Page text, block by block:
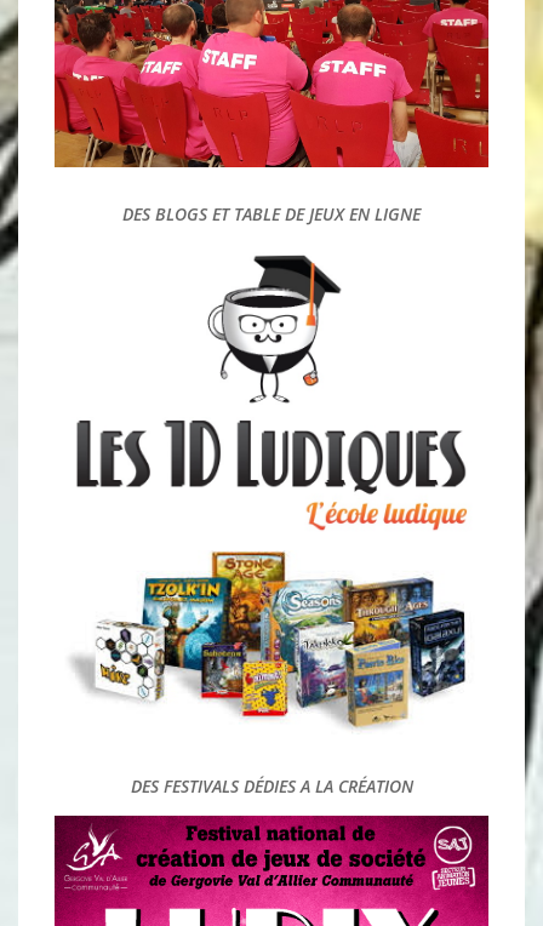
DES FESTIVALS DÉDIES A LACRÉATION